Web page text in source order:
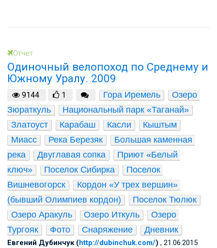
Отчет
Одиночный велопоход по Среднему и
Южному Уралу. 2009
9144 1 Гора Иремель
Озеро
Зюраткуль
Национальный парк «Таганай»
Златоуст
Карабаш Касли
Кыштым
Миасс
Река Березяк
Большая каменная
река
Двуглавая сопка
Приют «Белый
ключ»
Поселок Сибирка
Поселок
Вишневогорск
Кордон «У трех вершин»
(бывший Олимпиев кордон)
Поселок Тюлюк
Озеро Аракуль
Озеро Иткуль
Озеро
Тургояк
Фото Снаряжение Дневник
Евгений Дубинчук (http://dubinchuk.com/) , 21.06.2015